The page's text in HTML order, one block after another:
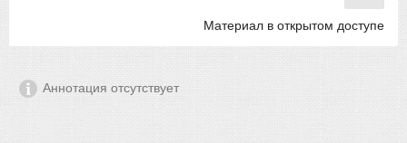
Материал в открытом доступе
Аннотация отсутствует